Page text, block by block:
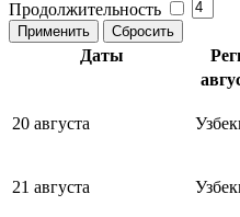
Продолжительность
Даты
20 августа
21 августа